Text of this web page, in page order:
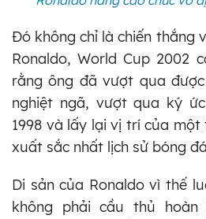
Đó không chỉ là chiến thắng
Ronaldo, World Cup 2002
rằng ông đã vượt qua
nghiệt ngã, vượt qua ký
1998 và lấy lại vị trí của
xuất sắc nhất lịch sử bóng
Di sản của Ronaldo vì thế
không phải cầu thủ